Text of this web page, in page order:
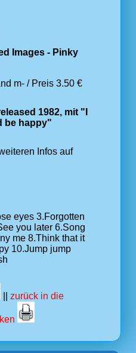
Images - Pinky
m- / Preis 3.50 €
1982, mit "I
be happy"
Infos auf
eyes 3.Forgotten
you later 6.Song
me 8.Think that it
10.Jump jump
zurück in die